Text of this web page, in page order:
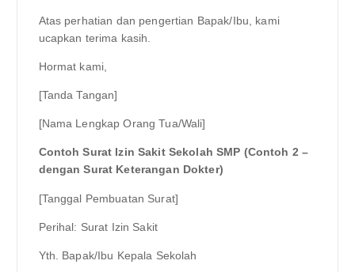
Atas perhatian dan pengertian Bapak/Ibu, kami
ucapkan terima kasih.
Hormat kami,
[Tanda Tangan]
[Nama Lengkap Orang Tua/Wali]
Contoh Surat Izin Sakit Sekolah SMP (Contoh 2 –
dengan Surat Keterangan Dokter)
[Tanggal Pembuatan Surat]
Perihal: Surat Izin Sakit
Yth. Bapak/Ibu Kepala Sekolah